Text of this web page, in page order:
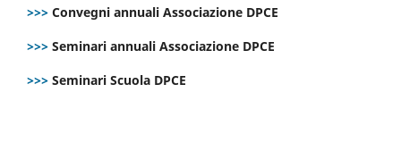
>>> Convegni annuali Associazione DPCE
>>> Seminari annuali Associazione DPCE
>>> Seminari Scuola DPCE